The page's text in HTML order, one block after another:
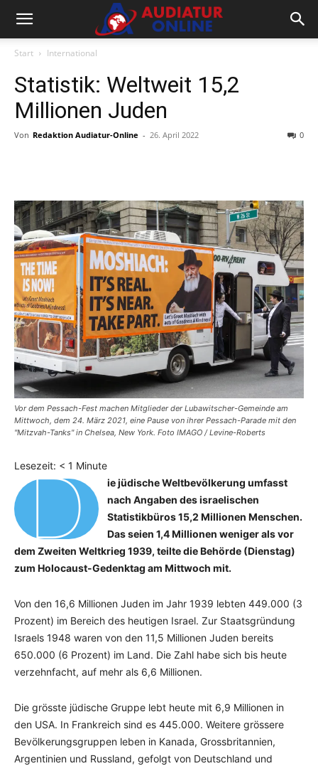
Start International
Statistik: Weltweit 15,2
Millionen Juden
Von Redaktion Audiatur-Online - 26. April 2022 0
Vor dem Pessach-Fest machen Mitglieder der Lubawitscher-Gemeinde am
Mittwoch, dem 24. März 2021, eine Pause von ihrer Pessach-Parade mit den
"Mitzvah-Tanks" in Chelsea, New York. Foto IMAGO / Levine-Roberts
Lesezeit: < 1 Minute
D
ie jüdische Weltbevölkerung umfasst
nach Angaben des israelischen
Statistikbüros 15,2 Millionen Menschen.
Das seien 1,4 Millionen weniger als vor
dem Zweiten Weltkrieg 1939, teilte die Behörde (Dienstag)
zum Holocaust-Gedenktag am Mittwoch mit.
Von den 16,6 Millionen Juden im Jahr 1939 lebten 449.000 (3
Prozent) im Bereich des heutigen Israel. Zur Staatsgründung
Israels 1948 waren von den 11,5 Millionen Juden bereits
650.000 (6 Prozent) im Land. Die Zahl habe sich bis heute
verzehnfacht, auf mehr als 6,6 Millionen.
Die grösste jüdische Gruppe lebt heute mit 6,9 Millionen in
den USA. In Frankreich sind es 445.000. Weitere grössere
Bevölkerungsgruppen leben in Kanada, Grossbritannien,
Argentinien und Russland, gefolgt von Deutschland und